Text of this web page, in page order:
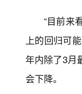
“目前来
上的回归可
年内除了3月
会下降。